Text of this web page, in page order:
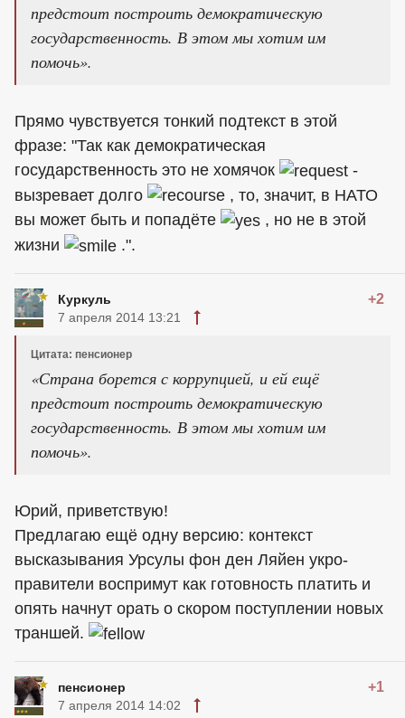
предстоит построить демократическую
государственность. В этом мы хотим им
помочь».
Прямо чувствуется тонкий подтекст в этой
фразе: "Так как демократическая
государственность это не хомячок
-
вызревает долго
, то, значит, в НАТО
вы может быть и попадёте
, но не в этой
жизни
.".
Куркуль +2
7 апреля 2014 13:21
Цитата: пенсионер
«Страна борется с коррупцией, и ей ещё
предстоит построить демократическую
государственность. В этом мы хотим им
помочь».
Юрий, приветствую!
Предлагаю ещё одну версию: контекст
высказывания Урсулы фон ден Ляйен укро-
правители воспримут как готовность платить и
опять начнут орать о скором поступлении новых
траншей.
пенсионер +1
7 апреля 2014 14:02